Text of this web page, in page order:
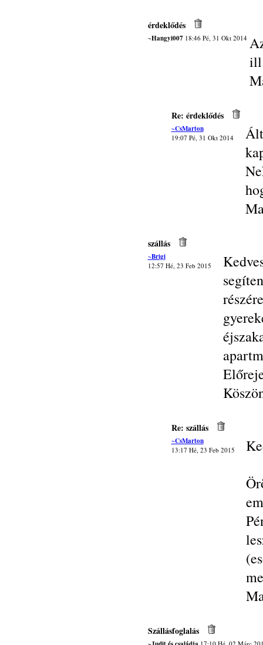
érdeklődés
~Hangyi007 18:46 Pé, 31 Okt 2014
Re: érdeklődés
~CsMarton
19:07 Pé, 31 Okt 2014
szállás
~Brigi
12:57 Hé, 23 Feb 2015
Re: szállás
~CsMarton
13:17 Hé, 23 Feb 2015
Szállásfoglalás